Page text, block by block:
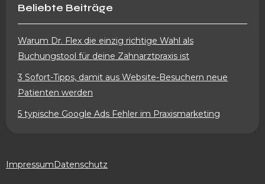
Beliebte Beiträge
Warum Dr. Flex die einzig richtige Wahl als
Buchungstool für deine Zahnarztpraxis ist
3 Sofort-Tipps, damit aus Website-Besuchern neue
Patienten werden
5 typische Google Ads Fehler im Praxismarketing
ImpressumDatenschutz